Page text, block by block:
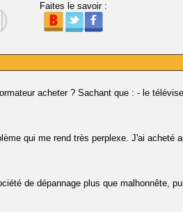
Faites le savoir :
acheter ? Sachant que : - le
qui me rend très perplexe. J'ai acheté
de dépannage plus que malhonnête,